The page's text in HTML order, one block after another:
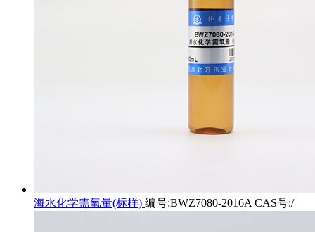
海水化学需氧量(标样) 编号:BWZ7080-2016A CAS号:/